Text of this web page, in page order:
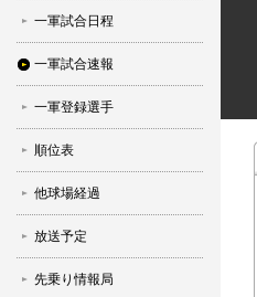
一軍試合日程
一軍試合速報
一軍登録選手
順位表
他球場経過
放送予定
先乗り情報局